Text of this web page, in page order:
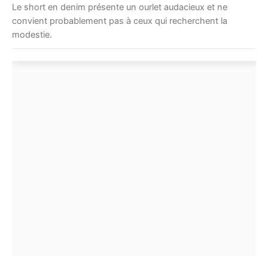
Le short en denim présente un ourlet audacieux et ne
convient probablement pas à ceux qui recherchent la
modestie.